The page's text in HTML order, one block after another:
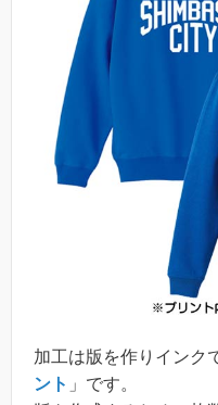
加工は版を作りインク
ント 」です。